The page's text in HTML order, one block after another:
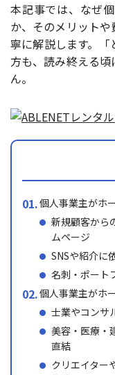
本記事では、なぜ
か、そのメリット
寧に解説します。
方も、読み終える
ん。
個人事業主がホ
新規顧客から
ムページ
SNSや紹介に
名刺・ポート
個人事業主がホ
士業やコンサ
美容・医療・
直結
クリエイター